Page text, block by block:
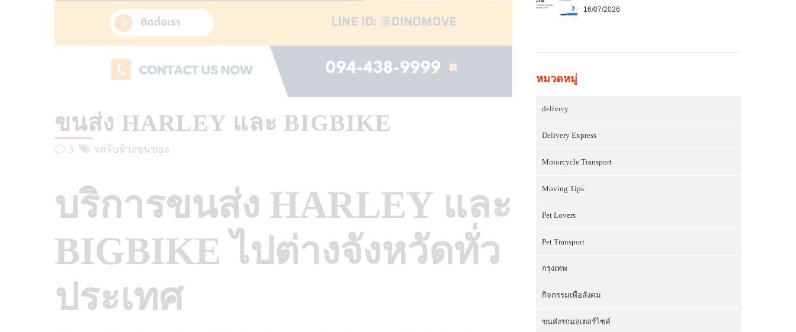
ขนส่ง HARLEY และ BIGBIKE
3 รถรับจ้างขนของ
บริการขนส่ง HARLEY และ
BIGBIKE ไปต่างจังหวัดทั่ว
ประเทศ
16/07/2026
หมวดหมู่
delivery
Delivery Express
Motorcycle Transport
Moving Tips
Pet Lovers
Pet Transport
กรุงเทพ
กิจกรรมเพื่อสังคม
ขนส่งรถมอเตอร์ไซค์